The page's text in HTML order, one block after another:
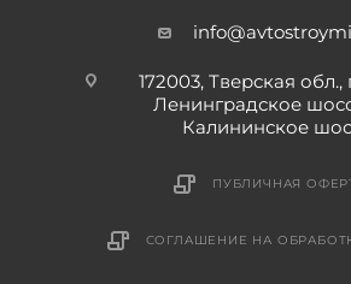
172003, Тверская обл.,
Ленинградское
Калининское
ПУБЛИЧНАЯ
СОГЛАШЕНИЕ НА